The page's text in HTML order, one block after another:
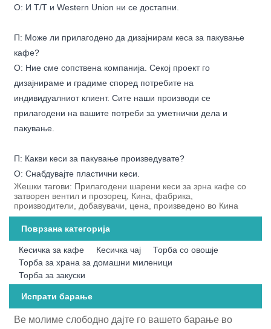
О: И T/T и Western Union ни се достапни.
П: Може ли прилагодено да дизајнирам кеса за пакување
кафе?
О: Ние сме сопствена компанија. Секој проект го
дизајнираме и градиме според потребите на
индивидуалниот клиент. Сите наши производи се
прилагодени на вашите потреби за уметнички дела и
пакување.
П: Какви кеси за пакување произведувате?
О: Снабдувајте пластични кеси.
Жешки тагови: Прилагодени шарени кеси за зрна кафе со
затворен вентил и прозорец, Кина, фабрика,
производители, добавувачи, цена, произведено во Кина
Поврзана категорија
Кесичка за кафе Кесичка чај
Торба со овошје
Торба за храна за домашни миленици
Торба за закуски
Испрати барање
Ве молиме слободно дајте го вашето барање во